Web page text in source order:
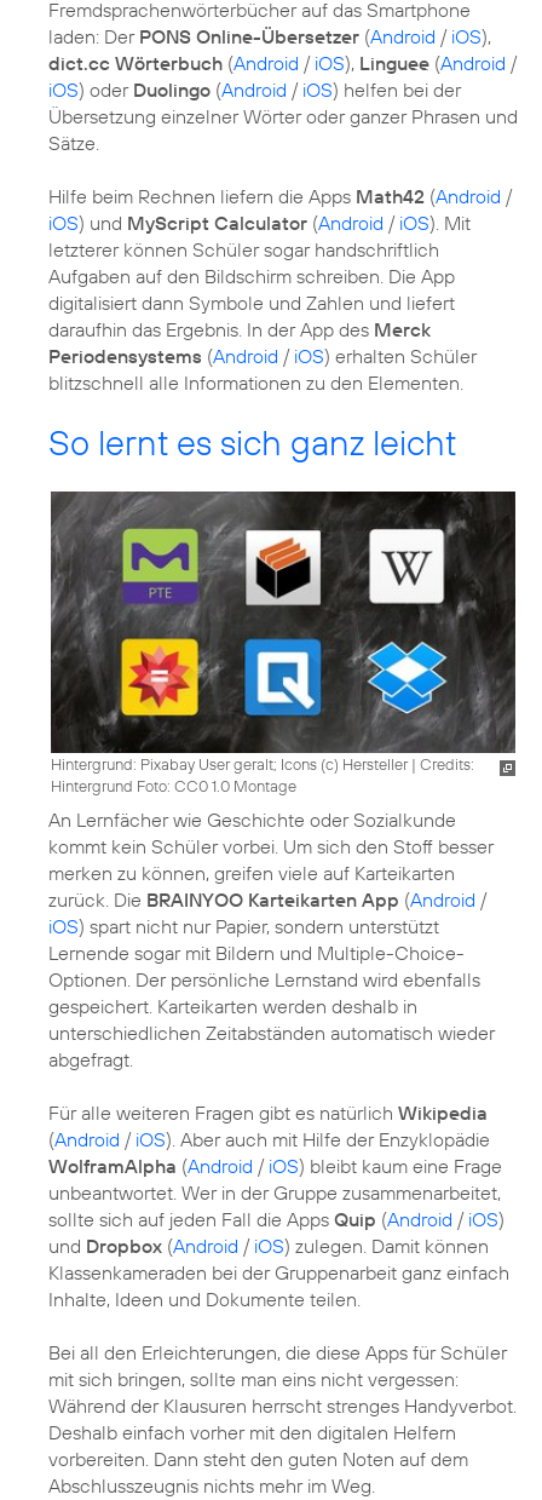
Fremdsprachenwörterbücher auf das Smartphone
laden: Der PONS Online-Übersetzer (Android / iOS),
dict.cc Wörterbuch (Android / iOS), Linguee (Android /
iOS) oder Duolingo (Android / iOS) helfen bei der
Übersetzung einzelner Wörter oder ganzer Phrasen und
Sätze.
Hilfe beim Rechnen liefern die Apps Math42 (Android /
iOS) und MyScript Calculator (Android / iOS). Mit
letzterer können Schüler sogar handschriftlich
Aufgaben auf den Bildschirm schreiben. Die App
digitalisiert dann Symbole und Zahlen und liefert
daraufhin das Ergebnis. In der App des Merck
Periodensystems (Android / iOS) erhalten Schüler
blitzschnell alle Informationen zu den Elementen.
So lernt es sich ganz leicht
Hintergrund: Pixabay User geralt; Icons (c) Hersteller| Credits:
Hintergrund Foto: CC0 1.0 Montage
An Lernfächer wie Geschichte oder Sozialkunde
kommt kein Schüler vorbei. Um sich den Stoff besser
merken zu können, greifen viele auf Karteikarten
zurück. Die BRAINYOO Karteikarten App (Android /
iOS) spart nicht nur Papier, sondern unterstützt
Lernende sogar mit Bildern und Multiple-Choice-
Optionen. Der persönliche Lernstand wird ebenfalls
gespeichert. Karteikarten werden deshalb in
unterschiedlichen Zeitabständen automatisch wieder
abgefragt.
Für alle weiteren Fragen gibt es natürlich Wikipedia
(Android / iOS). Aber auch mit Hilfe der Enzyklopädie
WolframAlpha (Android / iOS) bleibt kaum eine Frage
unbeantwortet. Wer in der Gruppe zusammenarbeitet,
sollte sich auf jeden Fall die Apps Quip (Android / iOS)
und Dropbox (Android / iOS) zulegen. Damit können
Klassenkameraden bei der Gruppenarbeit ganz einfach
Inhalte, Ideen und Dokumente teilen.
Bei all den Erleichterungen, die diese Apps für Schüler
mit sich bringen, sollte man eins nicht vergessen:
Während der Klausuren herrscht strenges Handyverbot.
Deshalb einfach vorher mit den digitalen Helfern
vorbereiten. Dann steht den guten Noten auf dem
Abschlusszeugnis nichts mehr im Weg.